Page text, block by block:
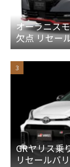
オーラニス
欠点 リセー
GRヤリス乗
リセールバ